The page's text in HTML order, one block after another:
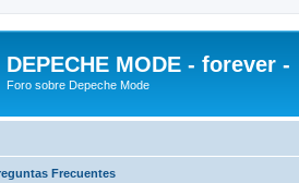
DEPECHE MODE - forever -
Foro sobre Depeche Mode
Frecuentes